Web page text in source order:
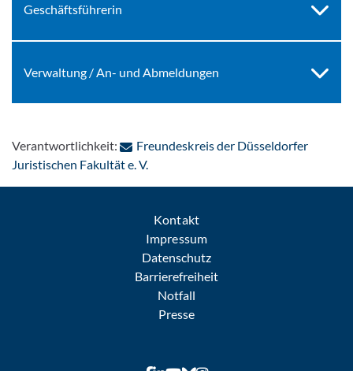
Geschäftsführerin
Verwaltung / An- und Abmeldungen
Verantwortlichkeit:
Freundeskreis der Düsseldorfer
Juristischen Fakultät e. V.
Kontakt
Impressum
Datenschutz
Barrierefreiheit
Notfall
Presse